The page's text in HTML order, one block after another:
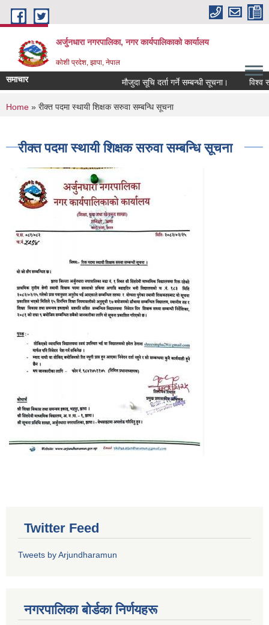
Skip to main content
अर्जुनधारा नगरपालिका, नगर कार्यपालिकाको कार्यालय
कोशी प्रदेश, झापा, नेपाल
समाचार मौजुदा सूचि दर्ता गर्ने सम्बन्धी सूचना। विश्व
You are here
Home » रीक्त पदमा स्थायी शिक्षक सरुवा सम्बन्धि सूचना
रीक्त पदमा स्थायी शिक्षक सरुवा सम्बन्धि सूचना
Twitter Feed
Tweets by Arjundharamun
नगरपालिका बाेर्डका निर्णयहरू